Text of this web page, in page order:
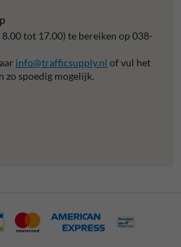
tot 17.00) te bereiken op 038-
info@trafficsupply.nl of vul het
zo spoedig mogelijk.